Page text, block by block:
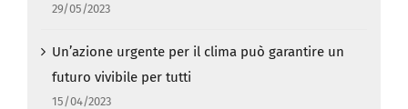
29/05/2023
Un’azione urgente per il clima può garantire un
futuro vivibile per tutti
15/04/2023